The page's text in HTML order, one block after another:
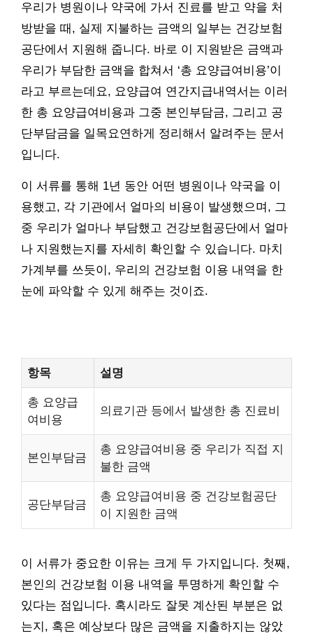
우리가 병원이나 약국에 가서 진료를 받고 약을 처
방받을 때, 실제 지불하는 금액의 일부는 건강보험
공단에서 지원해 줍니다. 바로 이 지원받은 금액과
우리가 부담한 금액을 합쳐서 ‘총 요양급여비용’이
라고 부르는데요, 요양급여 연간지급내역서는 이러
한 총 요양급여비용과 그중 본인부담금, 그리고 공
단부담금을 일목요연하게 정리해서 알려주는 문서
입니다.
이 서류를 통해 1년 동안 어떤 병원이나 약국을 이
용했고, 각 기관에서 얼마의 비용이 발생했으며, 그
중 우리가 얼마나 부담했고 건강보험공단에서 얼마
나 지원했는지를 자세히 확인할 수 있습니다. 마치
가계부를 쓰듯이, 우리의 건강보험 이용 내역을 한
눈에 파악할 수 있게 해주는 것이죠.
항목 설명
총 요양급
여비용
의료기관 등에서 발생한 총 진료비
본인부담금
총 요양급여비용 중 우리가 직접 지
불한 금액
공단부담금
총 요양급여비용 중 건강보험공단
이 지원한 금액
이 서류가 중요한 이유는 크게 두 가지입니다. 첫째,
본인의 건강보험 이용 내역을 투명하게 확인할 수
있다는 점입니다. 혹시라도 잘못 계산된 부분은 없
는지, 혹은 예상보다 많은 금액을 지출하지는 않았